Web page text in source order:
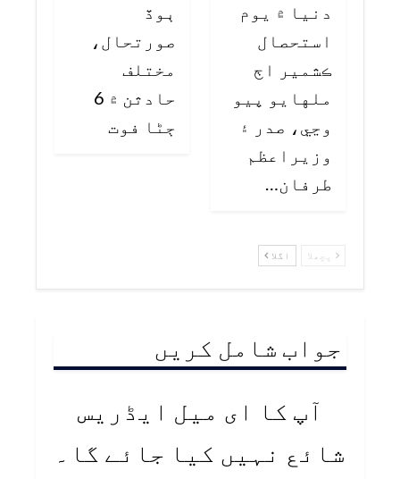
دنيا ۾ يوم
استحصال
ڪشمير اڄ
ملهايو پيو
وڃي، صدر ۽
وزيراعظم
طرفان…
ٻوڏ
صورتحال،
مختلف
حادثن ۾ 6
ڄڻا فوت
پچھلا اگلا
جواب شامل کریں
آپ کا ای میل ایڈریس
شائع نہیں کیا جائے گا۔